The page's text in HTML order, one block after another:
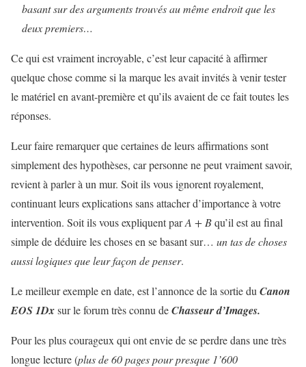
basant sur des arguments trouvés au même endroit que les
deux premiers…
Ce qui est vraiment incroyable, c’est leur capacité à affirmer
quelque chose comme si la marque les avait invités à venir tester
le matériel en avant-première et qu’ils avaient de ce fait toutes les
réponses.
Leur faire remarquer que certaines de leurs affirmations sont
simplement des hypothèses, car personne ne peut vraiment savoir,
revient à parler à un mur. Soit ils vous ignorent royalement,
continuant leurs explications sans attacher d’importance à votre
intervention. Soit ils vous expliquent parA + Bqu’il est au final
simple de déduire les choses en se basant sur… un tas de choses
aussi logiques que leur façon de penser.
Le meilleur exemple en date, est l’annonce de la sortie du Canon
EOS 1Dxsur le forum très connu deChasseur d’Images.
Pour les plus courageux qui ont envie de se perdre dans une très
longue lecture (plus de 60 pages pour presque 1’600